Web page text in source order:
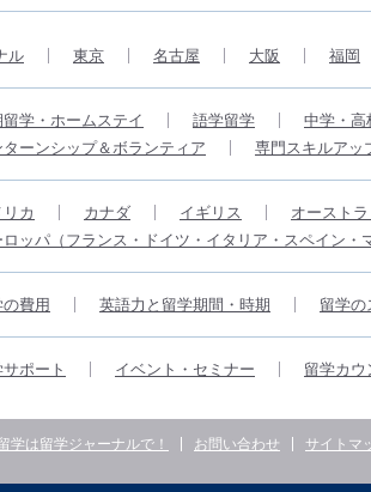
ル 東京 名古屋 大阪 福岡
学・ホームステイ 語学留学
中学・高
ターンシップ＆ボランティア
専門スキルアッ
カ カナダ イギリス
オースト
ロッパ（フランス・ドイツ・イタリア・スペイン・
の費用 英語力と留学期間・時期 留学の
サポート イベント・セミナー 留学カウ
学は留学ジャーナルで！ お問い合わせ
サイトマ